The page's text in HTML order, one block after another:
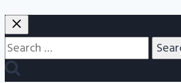
Search
for: